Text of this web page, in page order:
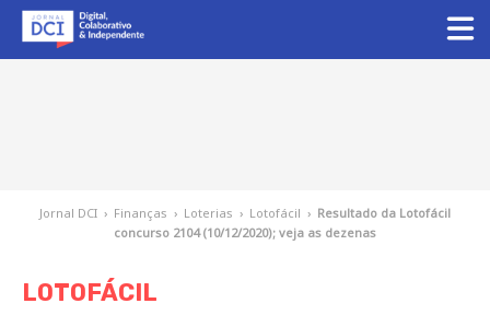
Jornal DCI › Finanças › Loterias › Lotofácil › Resultado da Lotofácil
concurso 2104 (10/12/2020); veja as dezenas
LOTOFÁCIL